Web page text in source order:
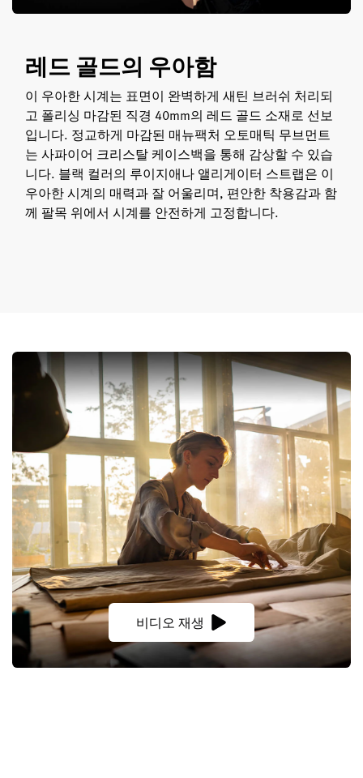
레드 골드의 우아함
이 우아한 시계는 표면이 완벽하게 새틴 브러쉬 처리되
고 폴리싱 마감된 직경 40mm의 레드 골드 소재로 선보
입니다. 정교하게 마감된 매뉴팩처 오토매틱 무브먼트
는 사파이어 크리스탈 케이스백을 통해 감상할 수 있습
니다. 블랙 컬러의 루이지애나 앨리게이터 스트랩은 이
우아한 시계의 매력과 잘 어울리며, 편안한 착용감과 함
께 팔목 위에서 시계를 안전하게 고정합니다.
비디오 재생